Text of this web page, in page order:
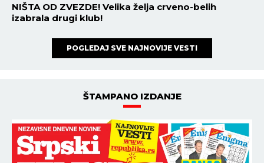
NIŠTA OD ZVEZDE! Velika želja crveno-belih
izabrala drugi klub!
POGLEDAJ SVE NAJNOVIJE VESTI
ŠTAMPANO IZDANJE